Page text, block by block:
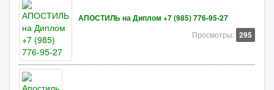
АПОСТИЛЬ на Диплом +7 (985) 776-95-27
Просмотры: 295